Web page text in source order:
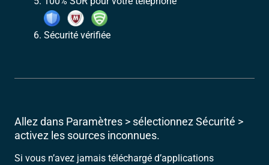
Sécurité vérifiée
Allez dans Paramètres > sélectionnez Sécurité >
activez les sources inconnues.
Si vous n’avez jamais téléchargé d’applications